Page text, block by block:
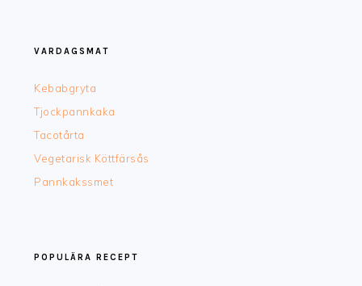
VARDAGSMAT
Kebabgryta
Tjockpannkaka
Tacotårta
Vegetarisk Köttfärsås
Pannkakssmet
POPULÄRA RECEPT